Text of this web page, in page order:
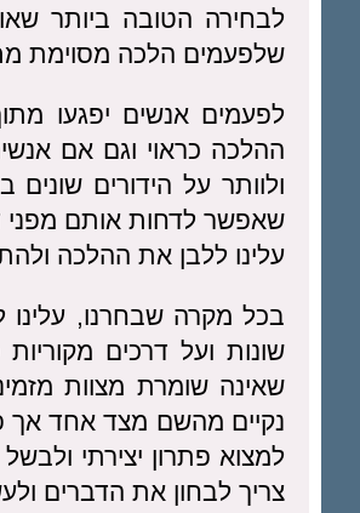
לבחירה הטובה ביותר
שלפעמים הלכה מסוימת
לפעמים אנשים יפגעו
ההלכה כראוי וגם אם
ולוותר על הידורים
שאפשר לדחות אותם מפני
עלינו ללבן את ההלכה
בכל מקרה שבחרנו,
שונות ועל דרכים
שאינה שומרת מצוות
נקיים מהשם מצד אחד אך
למצוא פתרון יצירתי
צריך לבחון את הדברים